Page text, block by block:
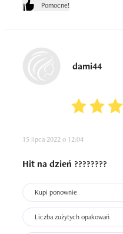
Pomocne!
dami44
15 lipca 2022 o 12:04
Hit na dzień ????????
Kupi ponownie
Liczba zużytych opakowań